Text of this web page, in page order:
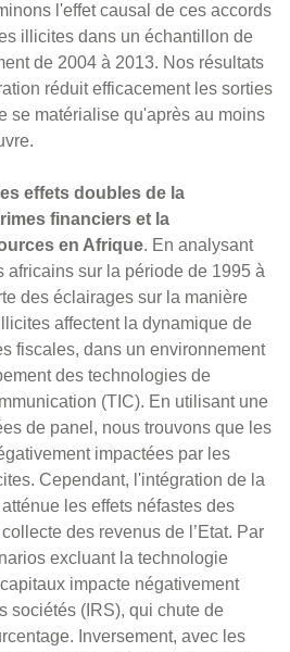
l'effet causal de ces accords
illicites dans un échantillon de
de 2004 à 2013. Nos résultats
réduit efficacement les sorties
se matérialise qu'après au moins
effets doubles de la
financiers et la
en Afrique. En analysant
africains sur la période de 1995 à
des éclairages sur la manière
affectent la dynamique de
fiscales, dans un environnement
des technologies de
(TIC). En utilisant une
de panel, nous trouvons que les
impactées par les
Cependant, l'intégration de la
les effets néfastes des
des revenus de l’Etat. Par
excluant la technologie
impacte négativement
sociétés (IRS), qui chute de
Inversement, avec les